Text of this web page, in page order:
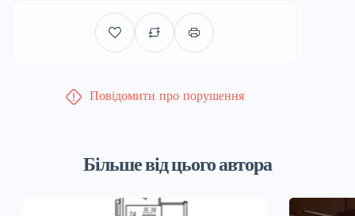
Повідомити про порушення
Більше від цього автора